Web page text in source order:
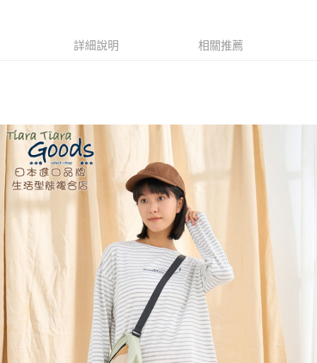
１．簡單：不需註冊會員、不需綁卡、不需儲值。
結帳頁面，進行簡訊認證並確認金額後，即可完成結帳。
２．訂單成立數日內，您將收到繳費通知簡訊。
３．收到繳費通知簡訊後14天內，點擊此簡訊中的連結，可透過四大超商／
ATM／網路銀行／等多元方式進行付款，方視為交易完成。
※ 請注意：結帳手續完成當下不需立刻繳費，但若您需要取消訂單，請聯絡
購買商品的店家。未經商家同意取消之訂單仍視為有效，需透過AFTEE先享
後付繳納相關費用。
※ 交易是否成功請以「AFTEE先享後付 」之結帳頁面顯示為準，若有關於
是否繳費成功／繳費後需取消欲退款等相關疑問，請聯繫「AFTEE先享後付
客戶支援中心」
https://netprotections.freshdesk.com/support/home
【注意事項】
１．透過由恩沛科技股份有限公司提供之「AFTEE先享後付」服務完成之交
易，需依本服務之必要範圍內提供個人資料，並將交易相關給付款項請求債
權轉讓予恩沛科技股份有限公司。
２．關於個人資料處理事宜，請瀏覽以下網址：
https://aftee.tw/terms/#terms3
３．未成年的使用者請事先徵得法定代理人或監護人之同意方可使用
「AFTEE先享後付」，若未經同意申辦者引起之損失，本公司不負相關責
付款後全家取貨
每筆NT$60，滿NT$1,800(含以上)免運費
7-11取貨付款
每筆NT$60，滿NT$2,000(含以上)免運費
付款後7-11取貨
每筆NT$60，滿NT$2,000(含以上)免運費
黑貓宅急便(包裹尺寸60cm以下)
每筆NT$100，滿NT$2,000(含以上)免運費
黑貓宅急便(包裹尺寸90cm以下)
每筆NT$140，滿NT$2,000(含以上)免運費
詳細說明 相關推薦